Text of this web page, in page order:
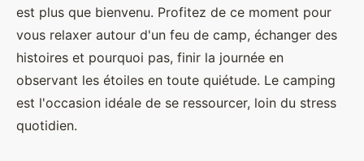
est plus que bienvenu. Profitez de ce moment pour
vous relaxer autour d'un feu de camp, échanger des
histoires et pourquoi pas, finir la journée en
observant les étoiles en toute quiétude. Le camping
est l'occasion idéale de se ressourcer, loin du stress
quotidien.